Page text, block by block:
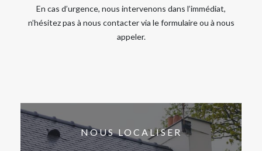
En cas d’urgence, nous intervenons dans l’immédiat,
n’hésitez pas à nous contacter via le formulaire ou à nous
appeler.
NOUS LOCALISER